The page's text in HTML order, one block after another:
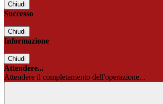
Chiudi
Successo
Chiudi
Informazione
Chiudi
Attendere...
Attendere il completamento dell'operazione...